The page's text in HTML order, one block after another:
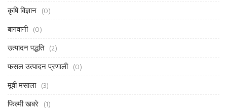
कृषि विज्ञान (0)
बागवानी (0)
उत्पादन पद्धति (2)
फसल उत्पादन प्रणाली (0)
मूवी मसाला (3)
फिल्मी खबरे (1)